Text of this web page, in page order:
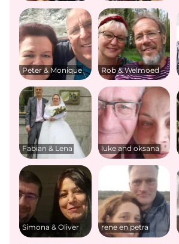
Peter & Monique Rob & Welmoed
Fabian & Lena luke and oksana
Simona & Oliver rene en petra